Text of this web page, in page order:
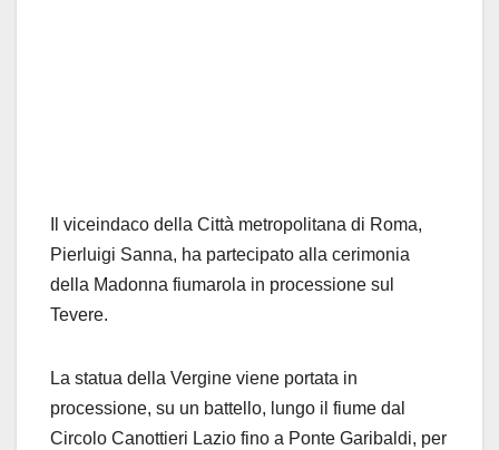
Il viceindaco della Città metropolitana di Roma,
Pierluigi Sanna, ha partecipato alla cerimonia
della Madonna fiumarola in processione sul
Tevere.
La statua della Vergine viene portata in
processione, su un battello, lungo il fiume dal
Circolo Canottieri Lazio fino a Ponte Garibaldi, per